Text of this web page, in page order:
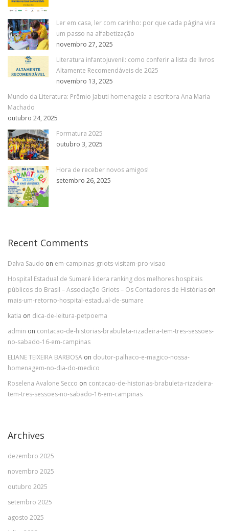
Ler em casa, ler com carinho: por que cada página vira
um passo na alfabetização
novembro 27, 2025
Literatura infantojuvenil: como conferir a lista de livros
Altamente Recomendáveis de 2025
novembro 13, 2025
Mundo da Literatura: Prêmio Jabuti homenageia a escritora Ana Maria
Machado
outubro 24, 2025
Formatura 2025
outubro 3, 2025
Hora de receber novos amigos!
setembro 26, 2025
Recent Comments
Dalva Saudo on em-campinas-griots-visitam-pro-visao
Hospital Estadual de Sumaré lidera ranking dos melhores hospitais
públicos do Brasil – Associação Griots – Os Contadores de Histórias on
mais-um-retorno-hospital-estadual-de-sumare
katia on dica-de-leitura-petpoema
admin on contacao-de-historias-brabuleta-rizadeira-tem-tres-sessoes-
no-sabado-16-em-campinas
ELIANE TEIXEIRA BARBOSA on doutor-palhaco-e-magico-nossa-
homenagem-no-dia-do-medico
Roselena Avalone Secco on contacao-de-historias-brabuleta-rizadeira-
tem-tres-sessoes-no-sabado-16-em-campinas
Archives
dezembro 2025
novembro 2025
outubro 2025
setembro 2025
agosto 2025